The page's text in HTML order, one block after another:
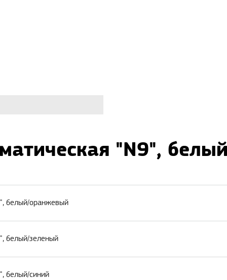
"N9",
белый/оранжевый
белый/зеленый
белый/синий